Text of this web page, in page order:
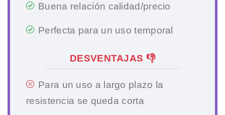
Buena relación calidad/precio
Perfecta para un uso temporal
DESVENTAJAS 👎
Para un uso a largo plazo la
resistencia se queda corta